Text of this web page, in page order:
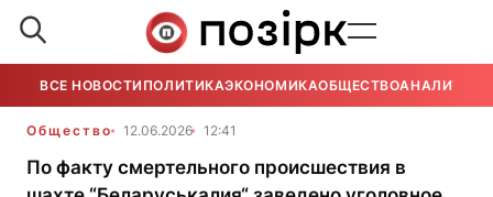
ВСЕ НОВОСТИ ПОЛИТИКАЭКОНОМИКАОБЩЕСТВОАНАЛИТИКА
Общество 12.06.2026 12:41
По факту смертельного происшествия в